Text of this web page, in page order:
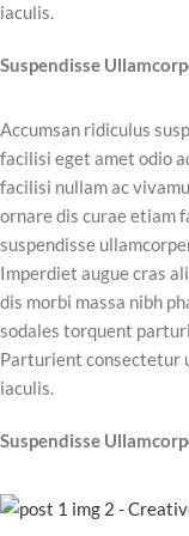
iaculis.
Suspendisse
Accumsan ridiculus
facilisi eget amet odio
facilisi nullam ac
ornare dis curae etiam
suspendisse
Imperdiet augue cras
dis morbi massa nibh
sodales torquent
Parturient consectetur
iaculis.
Suspendisse